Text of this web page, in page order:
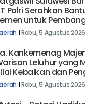
Sulawesi
Polri Serahkan
untuk
Barat
| Rabu, 5 Agustus 2026
Kankemenag
Leluhur yang
Kebaikan dan
Rabu, 5 Agustus 2026